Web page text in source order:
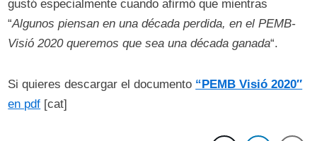
gustó especialmente cuando afirmó que mientras
“Algunos piensan en una década perdida, en el PEMB-
Visió 2020 queremos que sea una década ganada“.
Si quieres descargar el documento “PEMB Visió 2020″
en pdf [cat]